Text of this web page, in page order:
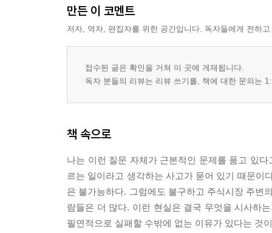
만든 이 코멘트
저자, 역자, 편집자를 위한 공간입니다. 독자들에게 전하
접수된 글은 확인을 거쳐 이 곳에 게재됩니다.
독자 분들의 리뷰는 리뷰 쓰기를, 책에 대한 문의는
책 속으로
나는 이런 질문 자체가 근본적인 문제를 품고 있
르는 일이라고 생각하는 사고가 묻어 있기 때문이
은 불가능하다. 그럼에도 불구하고 주식시장 주변
람들은 더 많다. 이런 현실은 결국 무엇을 시사하
필연적으로 실패할 수밖에 없는 이유가 있다는 것